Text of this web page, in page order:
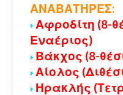
ΑΝΑΒΑΤΗΡΕΣ:
Αφροδίτη (8-
Εναέριος)
Βάκχος (8-
Αίολος
Ηρακλής